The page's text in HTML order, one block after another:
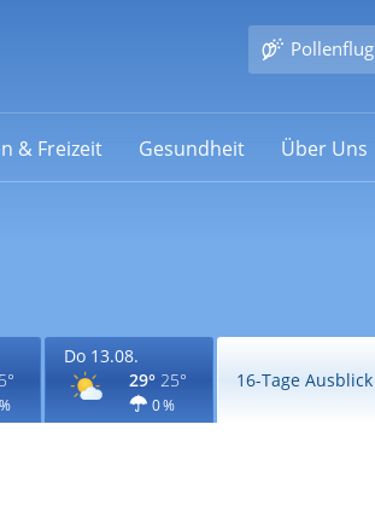
Pollenflug
& Freizeit Gesundheit Über Uns
Do 13.08.
29° 25°
0 %
16-Tage Ausblick